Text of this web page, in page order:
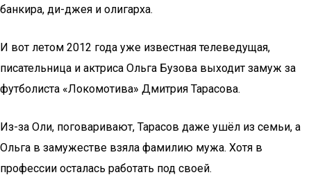
банкира, ди-джея и олигарха.
И вот летом 2012 года уже известная телеведущая,
писательница и актриса Ольга Бузова выходит замуж за
футболиста «Локомотива» Дмитрия Тарасова.
Из-за Оли, поговаривают, Тарасов даже ушёл из семьи, а
Ольга в замужестве взяла фамилию мужа. Хотя в
профессии осталась работать под своей.